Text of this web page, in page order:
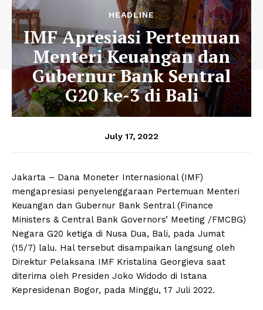
HEADLINE
IMF Apresiasi Pertemuan
Menteri Keuangan dan
Gubernur Bank Sentral
G20 ke-3 di Bali
July 17, 2022
Jakarta – Dana Moneter Internasional (IMF)
mengapresiasi penyelenggaraan Pertemuan Menteri
Keuangan dan Gubernur Bank Sentral (Finance
Ministers & Central Bank Governors’ Meeting /FMCBG)
Negara G20 ketiga di Nusa Dua, Bali, pada Jumat
(15/7) lalu. Hal tersebut disampaikan langsung oleh
Direktur Pelaksana IMF Kristalina Georgieva saat
diterima oleh Presiden Joko Widodo di Istana
Kepresidenan Bogor, pada Minggu, 17 Juli 2022.